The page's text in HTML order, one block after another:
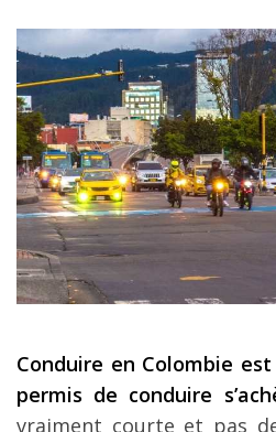
Conduire en Colombie
permis de conduire
vraiment courte et pas